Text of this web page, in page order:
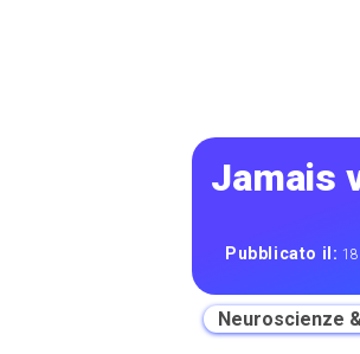
Jamais
Pubblicato il:
Neuroscienze